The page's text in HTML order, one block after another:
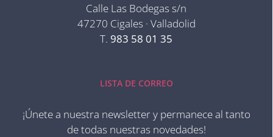
Calle Las Bodegas s/n
47270 Cigales · Valladolid
T. 983 58 01 35
LISTA DE CORREO
¡Únete a nuestra newsletter y permanece al tanto
de todas nuestras novedades!